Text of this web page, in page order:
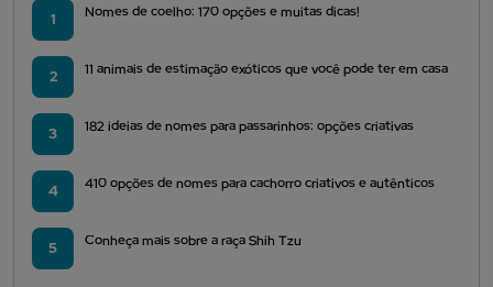
1 Nomes de coelho: 170 opções e muitas dicas!
2 11 animais de estimação exóticos que você pode ter em casa
3 182 ideias de nomes para passarinhos: opções criativas
4 410 opções de nomes para cachorro criativos e autênticos
5 Conheça mais sobre a raça Shih Tzu